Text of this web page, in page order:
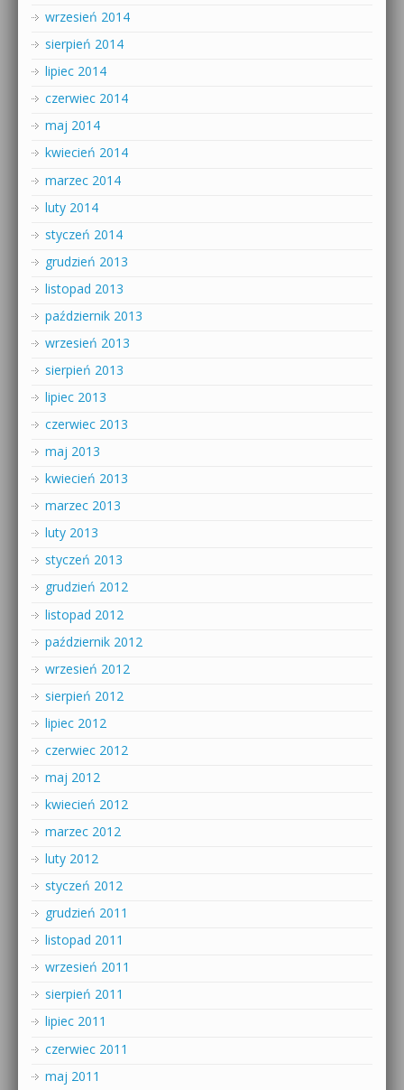
wrzesień 2014
sierpień 2014
lipiec 2014
czerwiec 2014
maj 2014
kwiecień 2014
marzec 2014
luty 2014
styczeń 2014
grudzień 2013
listopad 2013
październik 2013
wrzesień 2013
sierpień 2013
lipiec 2013
czerwiec 2013
maj 2013
kwiecień 2013
marzec 2013
luty 2013
styczeń 2013
grudzień 2012
listopad 2012
październik 2012
wrzesień 2012
sierpień 2012
lipiec 2012
czerwiec 2012
maj 2012
kwiecień 2012
marzec 2012
luty 2012
styczeń 2012
grudzień 2011
listopad 2011
wrzesień 2011
sierpień 2011
lipiec 2011
czerwiec 2011
maj 2011